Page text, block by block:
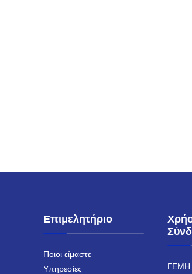
Επιμελητήριο
Ποιοι είμαστε
Υπηρεσίες
ΓΕΜΗ